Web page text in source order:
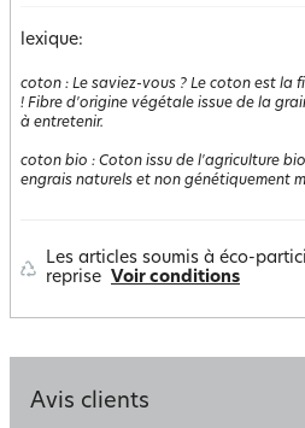
lexique:
coton : Le saviez-vous ? Le coton est la
! Fibre d'origine végétale issue de la
à entretenir.
coton bio : Coton issu de l'agriculture
engrais naturels et non génétiquement
Les articles soumis à éco-
reprise Voir conditions
Avis clients